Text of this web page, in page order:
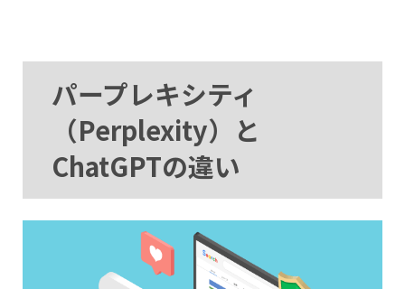
パープレキシティ
（Perplexity）と
ChatGPTの違い